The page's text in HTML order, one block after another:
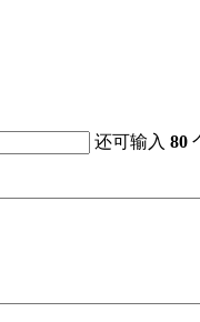
还可输入80